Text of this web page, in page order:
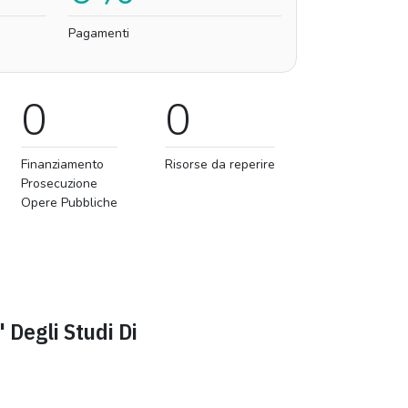
Pagamenti
0
Finanziamento
Prosecuzione
Opere Pubbliche
0
Risorse da reperire
Studi Di